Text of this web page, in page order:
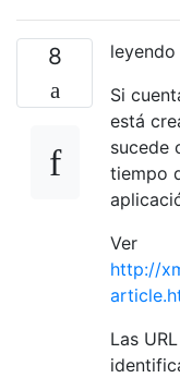
8
Si
está
sucede
tiempo
Ver
http://
Las